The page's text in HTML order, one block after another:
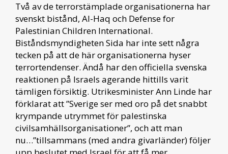
Två av de terrorstämplade organisationerna har
svenskt bistånd, Al-Haq och Defense for
Palestinian Children International.
Biståndsmyndigheten Sida har inte sett några
tecken på att de här organisationerna hyser
terrortendenser. Ändå har den officiella svenska
reaktionen på Israels agerande hittills varit
tämligen försiktig. Utrikesminister Ann Linde har
förklarat att ”Sverige ser med oro på det snabbt
krympande utrymmet för palestinska
civilsamhällsorganisationer”, och att man
nu…”tillsammans (med andra givarländer) följer